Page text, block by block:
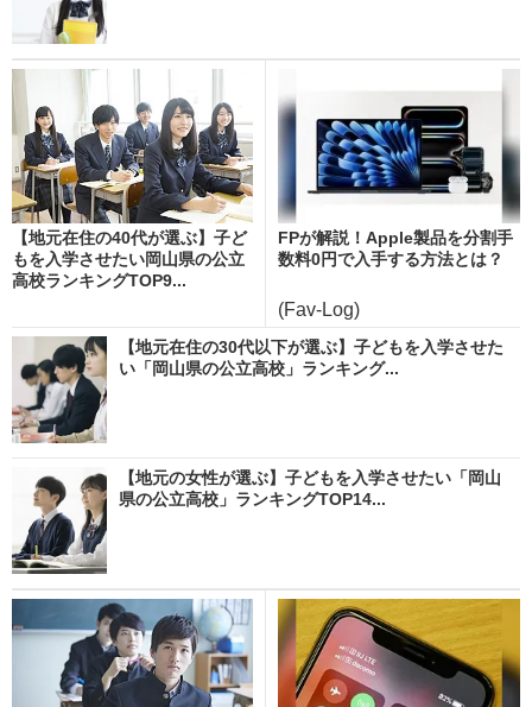
【地元在住の40代が選ぶ】子ど
もを入学させたい岡山県の公立
高校ランキングTOP9...
FPが解説！Apple製品を分割手
数料0円で入手する方法とは？
(Fav-Log)
【地元在住の30代以下が選ぶ】子どもを入学させた
い「岡山県の公立高校」ランキング...
【地元の女性が選ぶ】子どもを入学させたい「岡山
県の公立高校」ランキングTOP14...